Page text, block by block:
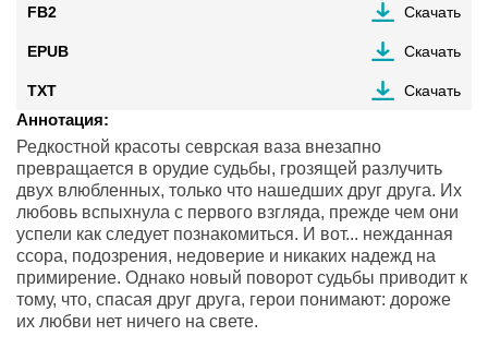
FB2 Скачать
EPUB Скачать
TXT Скачать
Аннотация:
Редкостной красоты севрская ваза внезапно
превращается в орудие судьбы, грозящей разлучить
двух влюбленных, только что нашедших друг друга. Их
любовь вспыхнула с первого взгляда, прежде чем они
успели как следует познакомиться. И вот... нежданная
ссора, подозрения, недоверие и никаких надежд на
примирение. Однако новый поворот судьбы приводит к
тому, что, спасая друг друга, герои понимают: дороже
их любви нет ничего на свете.